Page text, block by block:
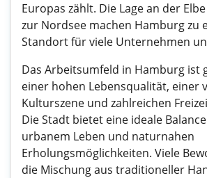
Europas zählt. Die Lage an der
zur Nordsee machen Hamburg zu
Standort für viele Unternehmen
Das Arbeitsumfeld in Hamburg ist
einer hohen Lebensqualität, einer
Kulturszene und zahlreichen
Die Stadt bietet eine ideale
urbanem Leben und naturnahen
Erholungsmöglichkeiten. Viele
die Mischung aus traditioneller